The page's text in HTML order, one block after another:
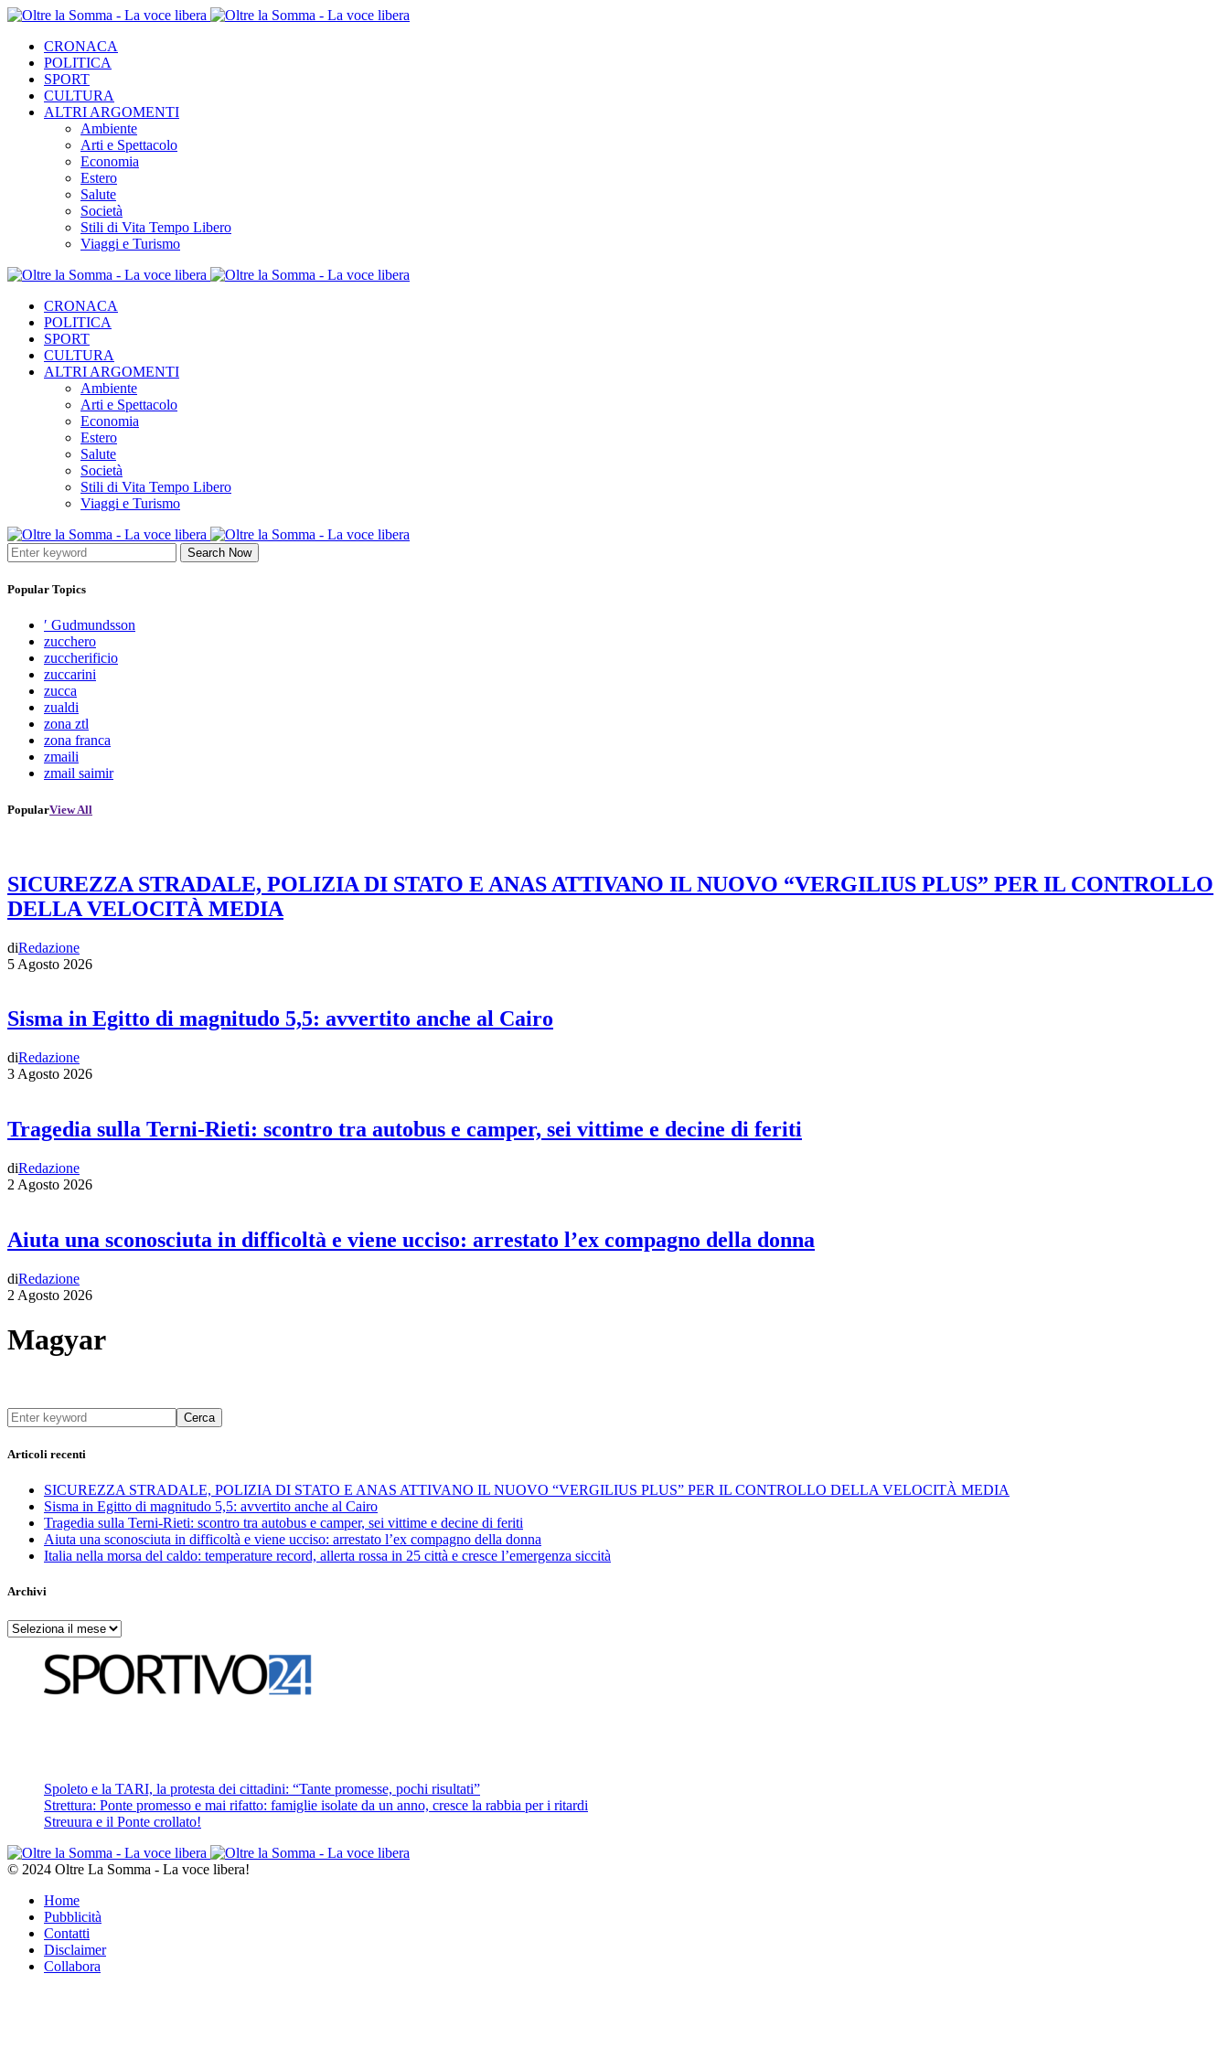
CRONACA
POLITICA
SPORT
CULTURA
ALTRI ARGOMENTI
Ambiente
Arti e Spettacolo
Economia
Estero
Salute
Società
Stili di Vita Tempo Libero
Viaggi e Turismo
CRONACA
POLITICA
SPORT
CULTURA
ALTRI ARGOMENTI
Ambiente
Arti e Spettacolo
Economia
Estero
Salute
Società
Stili di Vita Tempo Libero
Viaggi e Turismo
Search Now
Popular Topics
′ Gudmundsson
zucchero
zuccherificio
zuccarini
zucca
zualdi
zona ztl
zona franca
zmaili
zmail saimir
PopularView All
SICUREZZA STRADALE, POLIZIA DI STATO E ANAS ATTIVANO IL NUOVO “VERGILIUS PLUS” PER IL CONTROLLO
DELLA VELOCITÀ MEDIA
diRedazione
5 Agosto 2026
Sisma in Egitto di magnitudo 5,5: avvertito anche al Cairo
diRedazione
3 Agosto 2026
Tragedia sulla Terni-Rieti: scontro tra autobus e camper, sei vittime e decine di feriti
diRedazione
2 Agosto 2026
Aiuta una sconosciuta in difficoltà e viene ucciso: arrestato l’ex compagno della donna
diRedazione
2 Agosto 2026
Magyar
Cerca
Articoli recenti
SICUREZZA STRADALE, POLIZIA DI STATO E ANAS ATTIVANO IL NUOVO “VERGILIUS PLUS” PER IL CONTROLLO DELLA VELOCITÀ MEDIA
Sisma in Egitto di magnitudo 5,5: avvertito anche al Cairo
Tragedia sulla Terni-Rieti: scontro tra autobus e camper, sei vittime e decine di feriti
Aiuta una sconosciuta in difficoltà e viene ucciso: arrestato l’ex compagno della donna
Italia nella morsa del caldo: temperature record, allerta rossa in 25 città e cresce l’emergenza siccità
Archivi
Archivi
Spoleto e la TARI, la protesta dei cittadini: “Tante promesse, pochi risultati”
Strettura: Ponte promesso e mai rifatto: famiglie isolate da un anno, cresce la rabbia per i ritardi
Streuura e il Ponte crollato!
© 2024 Oltre La Somma - La voce libera!
Home
Pubblicità
Contatti
Disclaimer
Collabora